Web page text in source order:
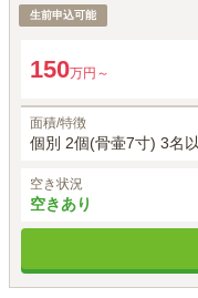
納骨堂
生前申込可能
150万円～
面積/特徴
個別 2個(骨壷7寸) 3名
空き状況
空きあり